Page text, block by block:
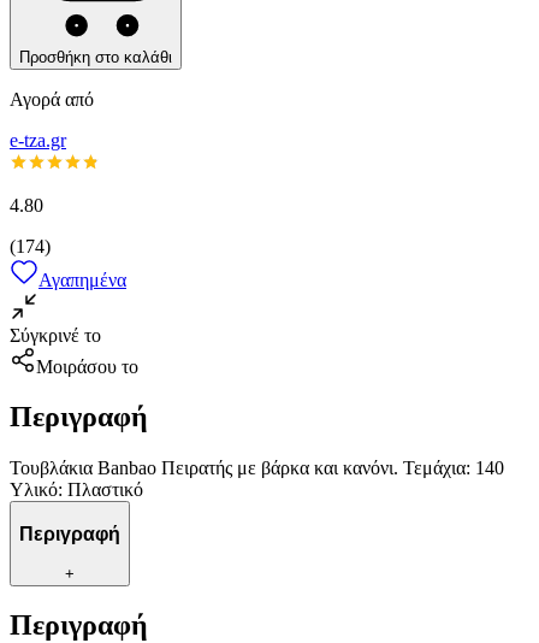
Προσθήκη στο καλάθι
Αγορά από
e-tza.gr
4.80
(174)
Αγαπημένα
Σύγκρινέ το
Μοιράσου το
Περιγραφή
Τουβλάκια Banbao Πειρατής με βάρκα και κανόνι. Τεμάχια: 140
Υλικό: Πλαστικό
Περιγραφή
+
Περιγραφή